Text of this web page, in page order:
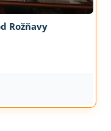
Rožňavy